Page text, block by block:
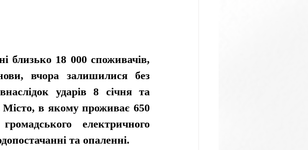
близько 18 000 споживачів,
вчора залишилися без
ударів 8 січня та
Місто, в якому проживає 650
електричного
та опаленні.